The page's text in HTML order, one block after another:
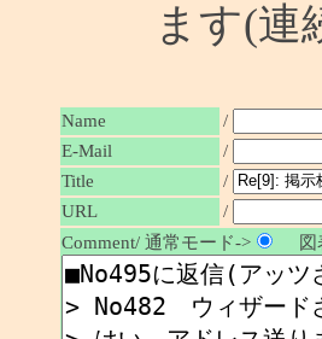
ます(連
Name
/
E-Mail
/
Title
/
URL
/
Comment/ 通常モード->
図